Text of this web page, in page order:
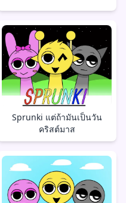
Sprunki แต่ถ้ามันเป็นวัน
คริสต์มาส